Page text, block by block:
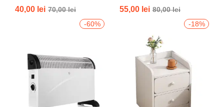
4.25din 5
40,00 lei 70,00lei
5.00din 5
55,00 lei 80,00lei
-60%
-18%